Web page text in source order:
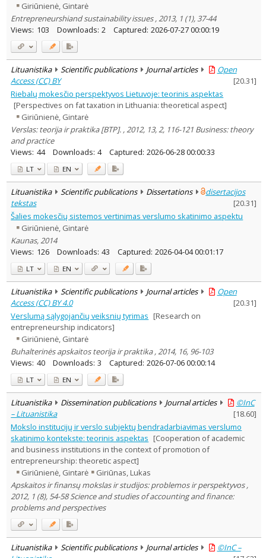
Giriūnienė, Gintarė
Entrepreneurshiand sustainability issues , 2013, 1 (1), 37-44
Views: 103 Downloads: 2 Captured: 2026-07-27 00:00:19
Lituanistika Scientific publications Journal articles
Open
Access (CC) BY
[20.31]
Riebalų mokesčio perspektyvos Lietuvoje: teorinis aspektas
[Perspectives on fat taxation in Lithuania: theoretical aspect]
Giriūnienė, Gintarė
Verslas: teorija ir praktika [BTP]. , 2012, 13, 2, 116-121 Business: theory
and practice
Views: 44 Downloads: 4 Captured: 2026-06-28 00:00:33
LT EN
Lituanistika Scientific publications Dissertations
disertacijos
tekstas
[20.31]
Šalies mokesčių sistemos vertinimas verslumo skatinimo aspektu
Giriūnienė, Gintarė
Kaunas, 2014
Views: 126 Downloads: 43 Captured: 2026-04-04 00:01:17
LT EN
Lituanistika Scientific publications Journal articles
Open
Access (CC) BY 4.0
[20.31]
Verslumą sąlygojančių veiksnių tyrimas [Research on
entrepreneurship indicators]
Giriūnienė, Gintarė
Buhalterinės apskaitos teorija ir praktika , 2014, 16, 96-103
Views: 40 Downloads: 3 Captured: 2026-07-06 00:00:14
LT EN
Lituanistika Dissemination publications Journal articles
©InC
– Lituanistika
[18.60]
Mokslo institucijų ir verslo subjektų bendradarbiavimas verslumo
skatinimo kontekste: teorinis aspektas [Cooperation of academic
and business institutions in the context of promotion of
entrepreneurship: theoretic aspect]
Giriūnienė, Gintarė
Giriūnas, Lukas
Apskaitos ir finansų mokslas ir studijos: problemos ir perspektyvos ,
2012, 1 (8), 54-58 Science and studies of accounting and finance:
problems and perspectives
Lituanistika Scientific publications Journal articles
©InC –